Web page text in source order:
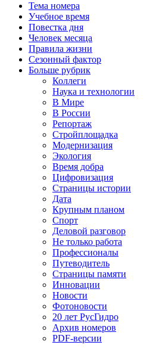
Тема номера
Учебное время
Повестка дня
Человек месяца
Правила жизни
Сезонный фактор
Больше рубрик
Коллеги
Наука и технологии
В Мире
В России
Репортаж
Стройплощадка
Модернизация
Экология
Время добра
Цифровизация
Страницы истории
Дата
Крупным планом
Спорт
Деловой разговор
Не только работа
Профессионалы
Путеводитель
Страницы памяти
Инновации
Новости
Фотоновости
20 лет РусГидро
Архив номеров
PDF-версии